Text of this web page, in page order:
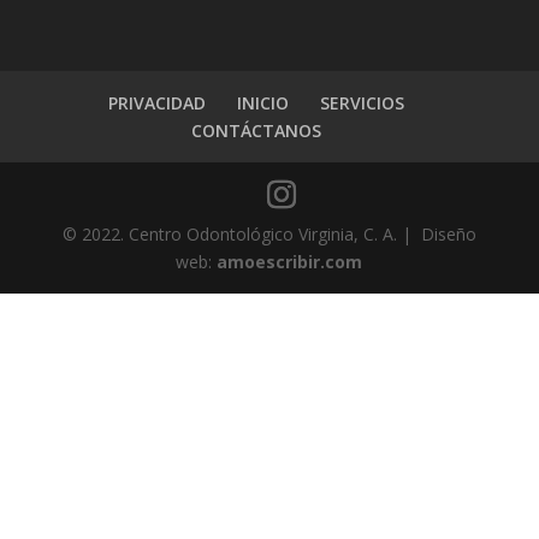
PRIVACIDAD INICIO
SERVICIOS
CONTÁCTANOS
© 2022. Centro Odontológico Virginia, C. A. | Diseño
web: amoescribir.com